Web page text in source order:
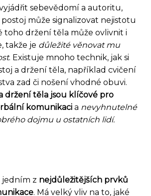
sebevědomí a autoritu,
může signalizovat nejistotu
toho držení těla může ovlivnit i
takže je důležité věnovat mu
. Existuje mnoho technik, jak si
a držení těla, například cvičení
zad či nošení vhodné obuvi.
držení těla jsou klíčové pro
komunikaci a nevyhnutelné
dojmu u ostatních lidí.
z nejdůležitějších prvků
. Má velký vliv na to, jaké